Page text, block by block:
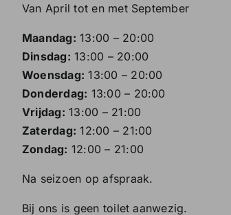
Van April tot en met September
Maandag: 13:00 – 20:00
Dinsdag: 13:00 – 20:00
Woensdag: 13:00 – 20:00
Donderdag: 13:00 – 20:00
Vrijdag: 13:00 – 21:00
Zaterdag: 12:00 – 21:00
Zondag: 12:00 – 21:00
Na seizoen op afspraak.
Bij ons is geen toilet aanwezig.